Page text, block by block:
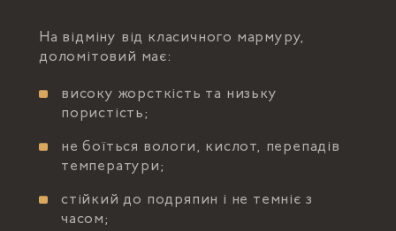
На відміну від класичного мармуру,
доломітовий має:
високу жорсткість та низьку
пористість;
не боїться вологи, кислот, перепадів
температури;
стійкий до подряпин і не темніє з
часом;